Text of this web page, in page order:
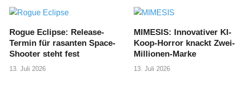
Rogue Eclipse: Release-
Termin für rasanten Space-
Shooter steht fest
13. Juli 2026
MIMESIS: Innovativer KI-
Koop-Horror knackt Zwei-
Millionen-Marke
13. Juli 2026